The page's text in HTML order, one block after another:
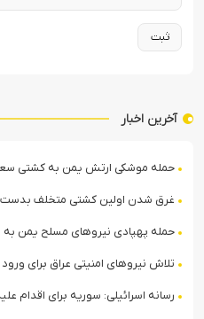
آخرین اخبار
حمله موشکی ارتش یمن به کشتی
غرق شدن اولین کشتی متخلف بدست
حمله پهپادی نیروهای مسلح یمن به
تلاش نیروهای امنیتی عراق برای
رسانه اسرائیلی: سوریه برای اقدام